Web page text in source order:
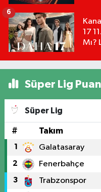
17
Mı?
6
Süper Lig
Süper Lig
# Takım
1 Galatasaray
2 Fenerbahçe
3 Trabzonspor